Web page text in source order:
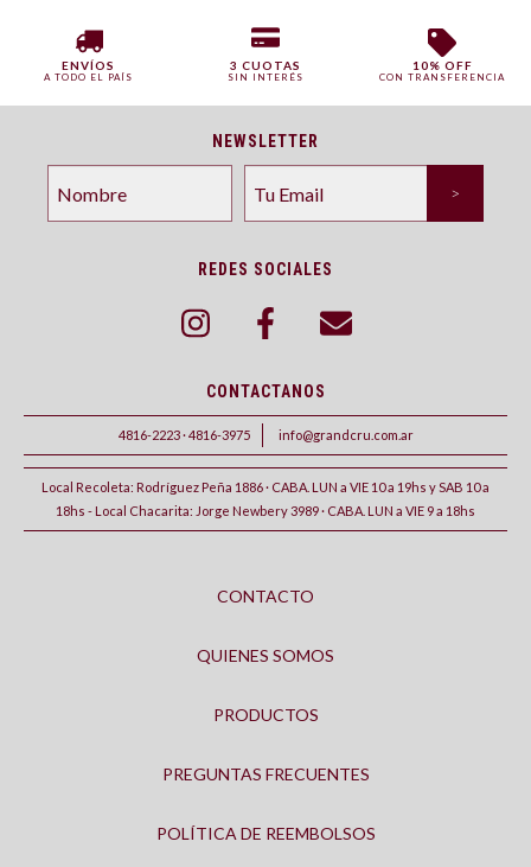
ENVÍOS
A TODO EL PAÍS
3 CUOTAS
SIN INTERÉS
10% OFF
CON TRANSFERENCIA
NEWSLETTER
REDES SOCIALES
CONTACTANOS
4816-2223 · 4816-3975 info@grandcru.com.ar
Local Recoleta: Rodríguez Peña 1886 · CABA. LUN a VIE 10 a 19hs y SAB 10 a
18hs - Local Chacarita: Jorge Newbery 3989 · CABA. LUN a VIE 9 a 18hs
CONTACTO
QUIENES SOMOS
PRODUCTOS
PREGUNTAS FRECUENTES
POLÍTICA DE REEMBOLSOS